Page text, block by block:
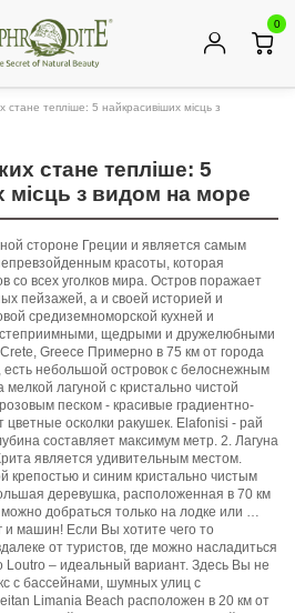
0
стане тепліше: 5 найкрасивіших місць з
стане тепліше: 5
місць з видом на море